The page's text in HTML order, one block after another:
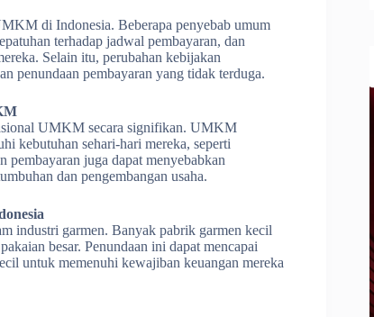
di Indonesia. Beberapa penyebab umum
terhadap jadwal pembayaran, dan
Selain itu, perubahan kebijakan
penundaan pembayaran yang tidak terduga.
UMKM secara signifikan. UMKM
kebutuhan sehari-hari mereka, seperti
pembayaran juga dapat menyebabkan
dan pengembangan usaha.
industri garmen. Banyak pabrik garmen kecil
besar. Penundaan ini dapat mencapai
untuk memenuhi kewajiban keuangan mereka